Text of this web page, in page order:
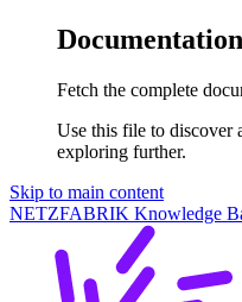
Fetch the complete
Use this file to discover
exploring further.
Skip to main content
NETZFABRIK Knowledge